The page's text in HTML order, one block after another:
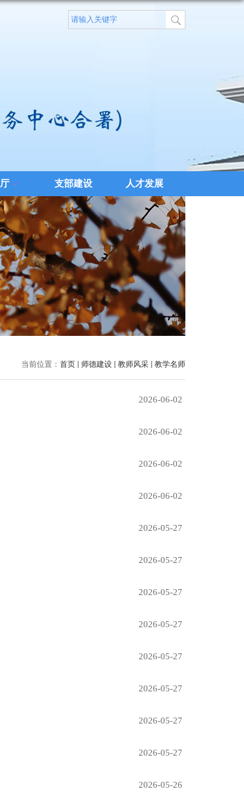
支部建设 人才发展
当前位置： 首页 师德建设 教师风采 教学名师
2026-06-02
2026-06-02
2026-06-02
2026-06-02
2026-05-27
2026-05-27
2026-05-27
2026-05-27
2026-05-27
2026-05-27
2026-05-27
2026-05-27
2026-05-26